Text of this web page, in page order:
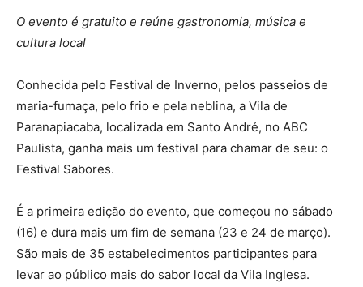
O evento é gratuito e reúne gastronomia, música e
cultura local
Conhecida pelo Festival de Inverno, pelos passeios de
maria-fumaça, pelo frio e pela neblina, a Vila de
Paranapiacaba, localizada em Santo André, no ABC
Paulista, ganha mais um festival para chamar de seu: o
Festival Sabores.
É a primeira edição do evento, que começou no sábado
(16) e dura mais um fim de semana (23 e 24 de março).
São mais de 35 estabelecimentos participantes para
levar ao público mais do sabor local da Vila Inglesa.